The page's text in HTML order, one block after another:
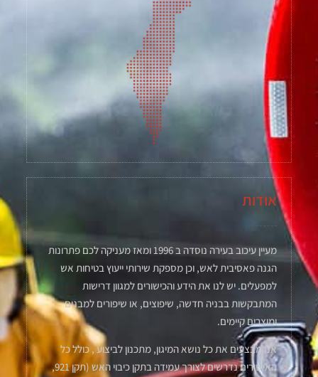
אודות
מעיין עיכוב בעירה נוסדה ב 1996 ומאז מעניקה לכם פתרונות
הגנה פאסיבית לאש, וכן מספקת שירותי ייעוץ בטיחות אש
למפעלים. יש לנו את הידע והכישורים למגוון דרישות
המתבקשות בבניה חדשה, שיפוצים, או שיפורים למבנים
ומוצרים קיימים.
אנו מבצעים את כל נושא המיגון, מתכנון לביצוע , כולל כל
האישורים נדרשים לצורך עמידה בתקן כיבוי האש (תקן 921,